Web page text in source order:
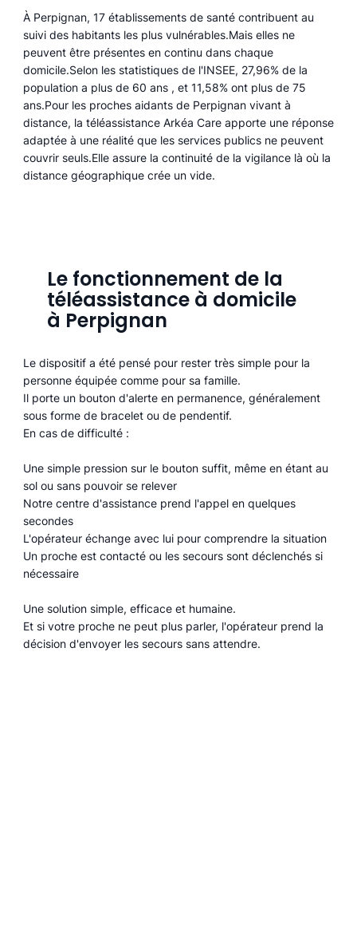
À Perpignan, 17 établissements de santé contribuent au
suivi des habitants les plus vulnérables.Mais elles ne
peuvent être présentes en continu dans chaque
domicile.Selon les statistiques de l'INSEE, 27,96% de la
population a plus de 60 ans , et 11,58% ont plus de 75
ans.Pour les proches aidants de Perpignan vivant à
distance, la téléassistance Arkéa Care apporte une réponse
adaptée à une réalité que les services publics ne peuvent
couvrir seuls.Elle assure la continuité de la vigilance là où la
distance géographique crée un vide.
Le fonctionnement de la
téléassistance à domicile
à Perpignan
Le dispositif a été pensé pour rester très simple pour la
personne équipée comme pour sa famille.
Il porte un bouton d'alerte en permanence, généralement
sous forme de bracelet ou de pendentif.
En cas de difficulté :
Une simple pression sur le bouton suffit, même en étant au
sol ou sans pouvoir se relever
Notre centre d'assistance prend l'appel en quelques
secondes
L'opérateur échange avec lui pour comprendre la situation
Un proche est contacté ou les secours sont déclenchés si
nécessaire
Une solution simple, efficace et humaine.
Et si votre proche ne peut plus parler, l'opérateur prend la
décision d'envoyer les secours sans attendre.